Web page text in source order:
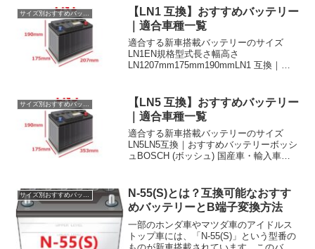
しません。かならずS65D23Lを使用しま
し...
【LN1 互換】おすすめバッテリー
｜適合車種一覧
適合する新車搭載バッテリーのサイズ
LN1EN規格型式長さ幅高さ
LN1207mm175mm190mmLN1 互換｜お
★★★★★■欧州規格のバッテリーに関し
てはボッ...
サイズ別おすすめバッテリー
【LN5 互換】おすすめバッテリー
｜適合車種一覧
適合する新車搭載バッテリーのサイズ
LN5LN5互換｜おすすめバッテリーボッシ
ュBOSCH (ボッシュ) 国産車・輸入車バ
ーに関してはボッシュが強...
サイズ別おすすめバッテリー
N-55(S)とは？互換可能なおすす
めバッテリーとB端子変換方法
一部のホンダ車やマツダ車のアイドルス
トップ車には、「N-55(S)」という型番の